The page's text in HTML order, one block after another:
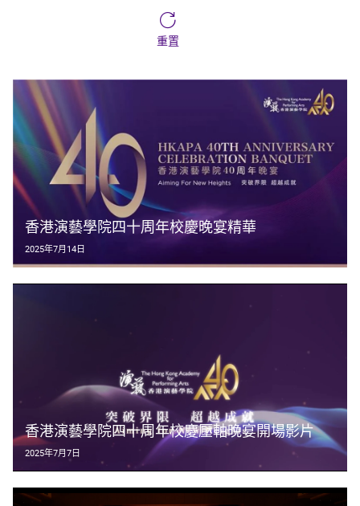
重置
香港演藝學院四十周年校慶晚宴精華
2025年7月14日
香港演藝學院四十周年校慶壓軸晚宴開場影片
2025年7月7日